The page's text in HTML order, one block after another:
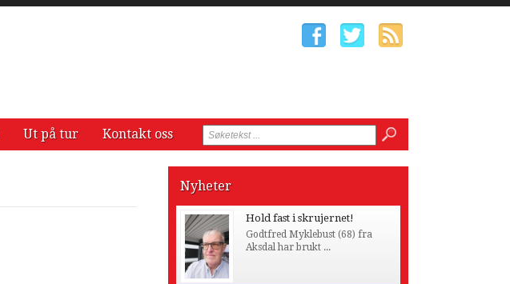
Ut på tur Kontakt oss
Nyheter
Hold fast i skrujernet!
Godtfred Myklebust (68) fra
Aksdal har brukt ...